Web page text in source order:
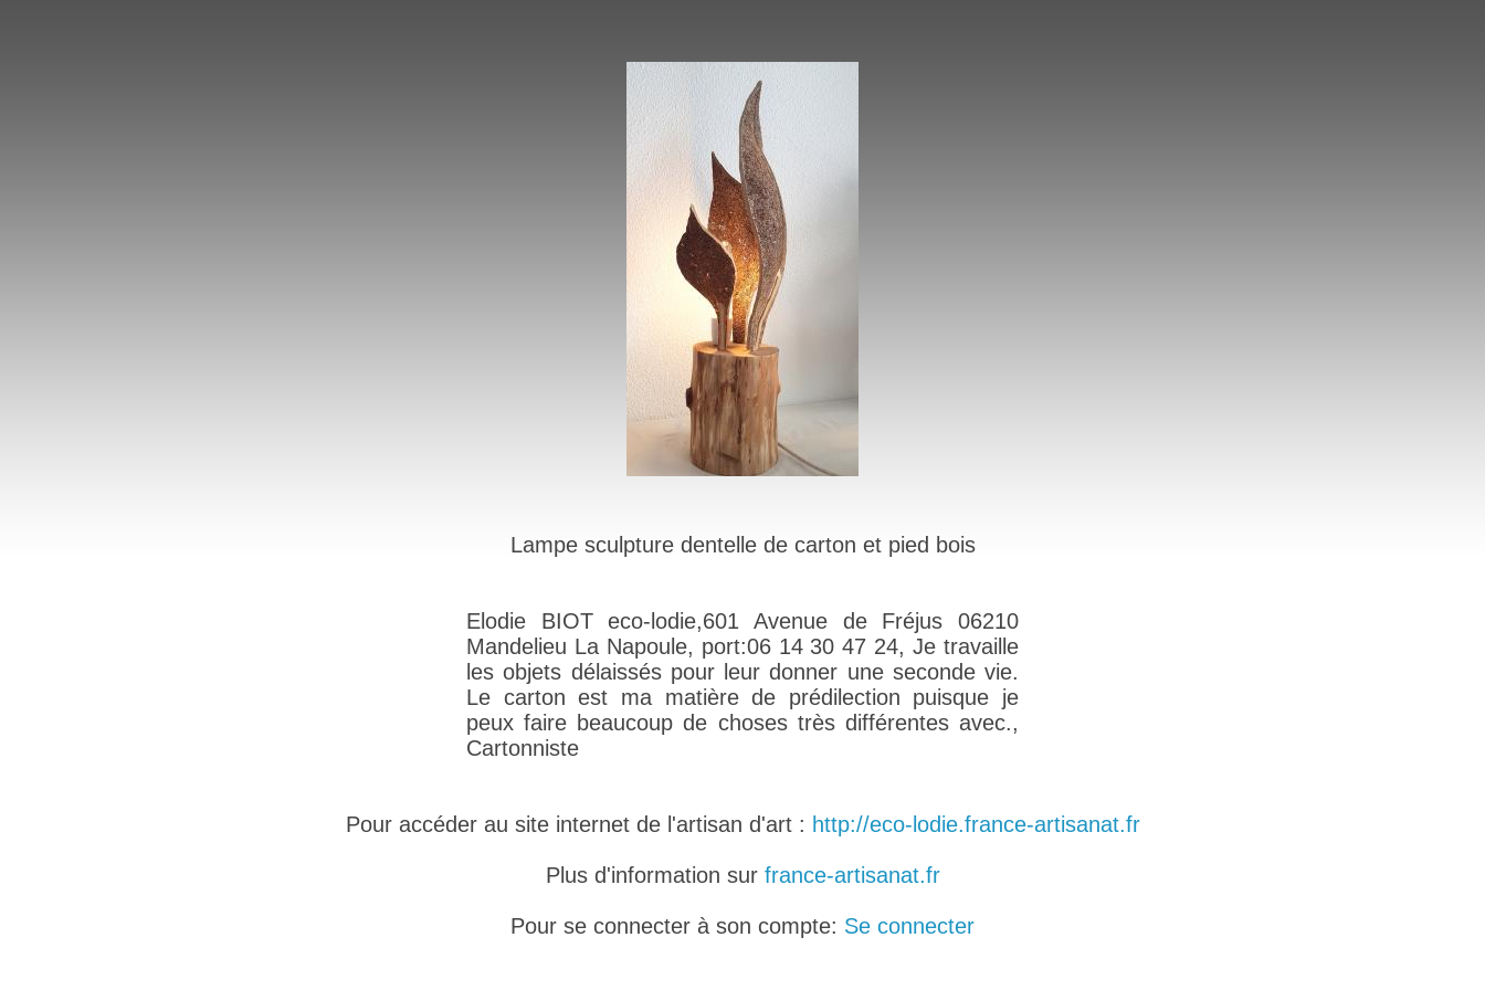
Lampe sculpture dentelle de carton et pied bois
Elodie BIOT eco-lodie,601 Avenue de Fréjus 06210
Mandelieu La Napoule, port:06 14 30 47 24, Je travaille
les objets délaissés pour leur donner une seconde vie.
Le carton est ma matière de prédilection puisque je
peux faire beaucoup de choses très différentes avec.,
Cartonniste
Pour accéder au site internet de l'artisan d'art : http://eco-lodie.france-artisanat.fr
Plus d'information sur france-artisanat.fr
Pour se connecter à son compte: Se connecter